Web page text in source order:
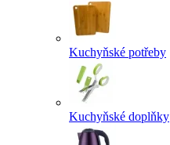
Kuchyňské potřeby
Kuchyňské doplňky